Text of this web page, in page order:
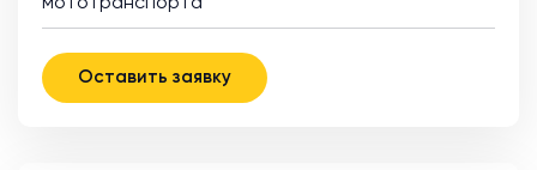
Оставить заявку